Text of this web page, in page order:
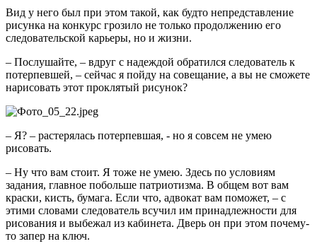
Вид у него был при этом такой, как будто непредставление
рисунка на конкурс грозило не только продолжению его
следовательской карьеры, но и жизни.
– Послушайте, – вдруг с надеждой обратился следователь к
потерпевшей, – сейчас я пойду на совещание, а вы не сможете
нарисовать этот проклятый рисунок?
– Я? – растерялась потерпевшая, - но я совсем не умею
рисовать.
– Ну что вам стоит. Я тоже не умею. Здесь по условиям
задания, главное побольше патриотизма. В общем вот вам
краски, кисть, бумага. Если что, адвокат вам поможет, – с
этими словами следователь всучил им принадлежности для
рисования и выбежал из кабинета. Дверь он при этом почему-
то запер на ключ.